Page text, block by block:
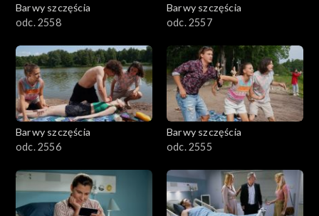
Barwy szczęścia
odc. 2558
Barwy szczęścia
odc. 2557
Barwy szczęścia
odc. 2556
Barwy szczęścia
odc. 2555